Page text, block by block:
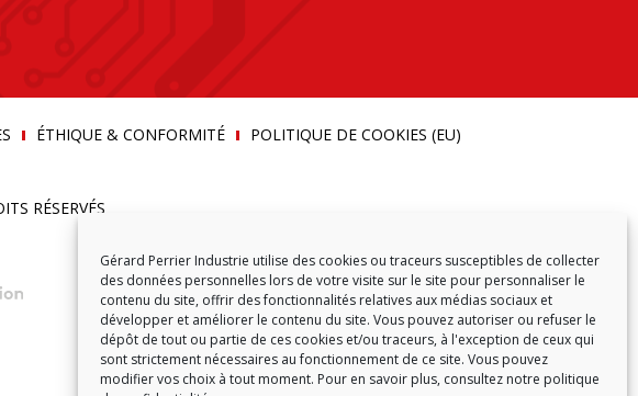
Gérard Perrier Industrie utilise des cookies ou traceurs susceptibles de collecter
des données personnelles lors de votre visite sur le site pour personnaliser le
contenu du site, offrir des fonctionnalités relatives aux médias sociaux et
développer et améliorer le contenu du site. Vous pouvez autoriser ou refuser le
dépôt de tout ou partie de ces cookies et/ou traceurs, à l'exception de ceux qui
sont strictement nécessaires au fonctionnement de ce site. Vous pouvez
modifier vos choix à tout moment. Pour en savoir plus, consultez notre politique
ÉTHIQUE & CONFORMITÉ POLITIQUE DE COOKIES (EU)
RÉSERVÉS